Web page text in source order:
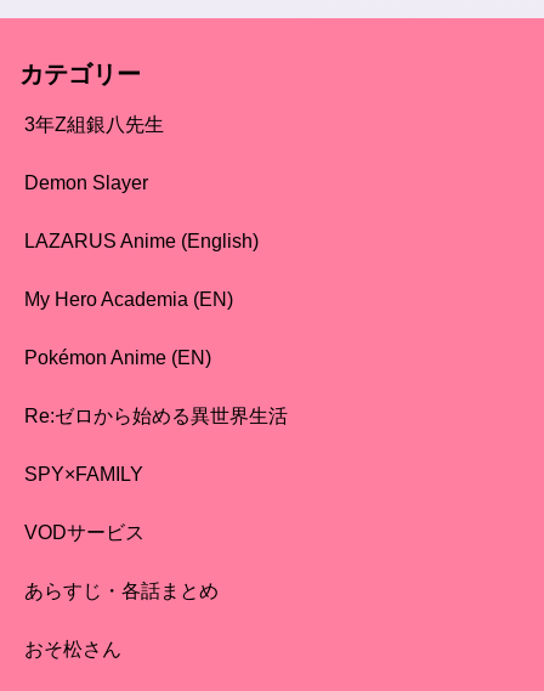
カテゴリー
3年Z組銀八先生
Demon Slayer
LAZARUS Anime (English)
My Hero Academia (EN)
Pokémon Anime (EN)
Re:ゼロから始める異世界生活
SPY×FAMILY
VODサービス
あらすじ・各話まとめ
おそ松さん